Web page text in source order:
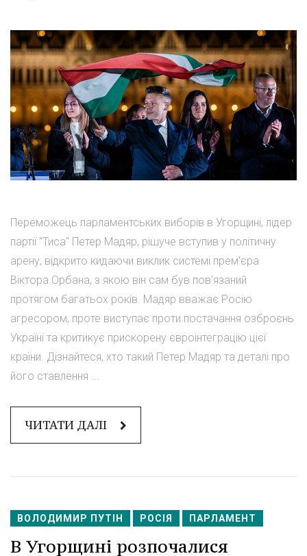
Переможець парламентських виборів в Угорщині, лідер
партії "Тиса" Петер Мадяр, рішуче вступив у політичну
арену, відкрито кидаючи виклик системі прем'єра
Віктора Орбана, з якою він сам був пов'язаний
протягом багатьох років. Мадяр вважає Росію
агресором, проте виступає проти постачання озброєнь
Україні та критикує прискорену євроінтеграцію цієї
країни. Дізнайтеся, хто такий Петер Мадяр та деталі про
його ставлення ...
ЧИТАТИ ДАЛІ
ВОЛОДИМИР ПУТІН РОСІЯ ПАРЛАМЕНТ
В Угорщині розпочалися